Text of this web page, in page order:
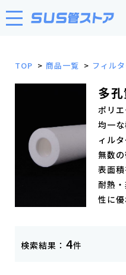
TOP 商品一覧 フィル
多
ポリ
均一
ィルタ
無数
表面積
耐熱
性に優
検索結果： 4件